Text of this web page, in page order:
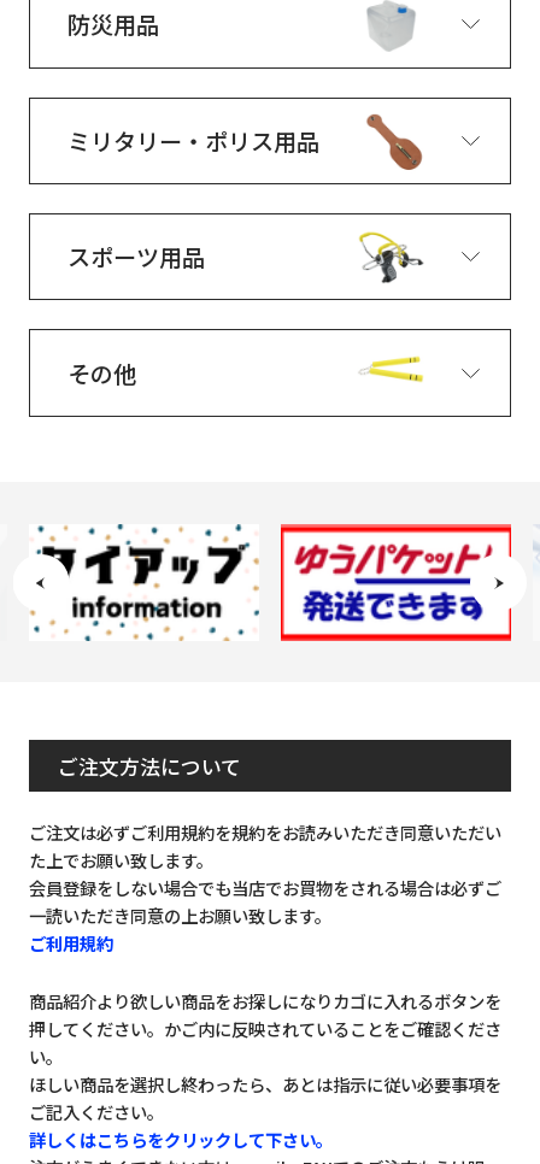
防災用品
ミリタリー・ポリス用品
スポーツ用品
その他
ご注文方法について
ご注文は必ずご利用規約を規約をお読みいただき同意いただい
た上でお願い致します。
会員登録をしない場合でも当店でお買物をされる場合は必ずご
一読いただき同意の上お願い致します。
ご利用規約
商品紹介より欲しい商品をお探しになりカゴに入れるボタンを
押してください。かご内に反映されていることをご確認くださ
い。
ほしい商品を選択し終わったら、あとは指示に従い必要事項を
ご記入ください。
詳しくはこちらをクリックして下さい。